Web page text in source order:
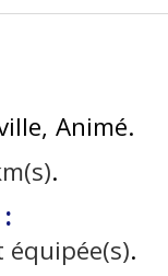
Animé
équipée(s)